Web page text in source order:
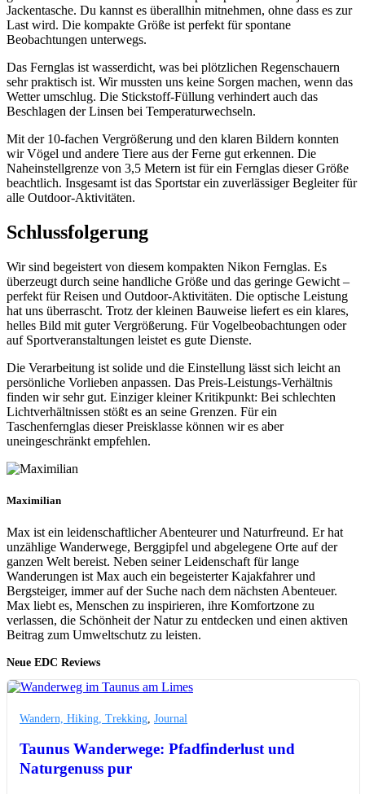
Jackentasche. Du kannst es überallhin mitnehmen, ohne dass es zur
Last wird. Die kompakte Größe ist perfekt für spontane
Beobachtungen unterwegs.
Das Fernglas ist wasserdicht, was bei plötzlichen Regenschauern
sehr praktisch ist. Wir mussten uns keine Sorgen machen, wenn das
Wetter umschlug. Die Stickstoff-Füllung verhindert auch das
Beschlagen der Linsen bei Temperaturwechseln.
Mit der 10-fachen Vergrößerung und den klaren Bildern konnten
wir Vögel und andere Tiere aus der Ferne gut erkennen. Die
Naheinstellgrenze von 3,5 Metern ist für ein Fernglas dieser Größe
beachtlich. Insgesamt ist das Sportstar ein zuverlässiger Begleiter für
alle Outdoor-Aktivitäten.
Schlussfolgerung
Wir sind begeistert von diesem kompakten Nikon Fernglas. Es
überzeugt durch seine handliche Größe und das geringe Gewicht –
perfekt für Reisen und Outdoor-Aktivitäten. Die optische Leistung
hat uns überrascht. Trotz der kleinen Bauweise liefert es ein klares,
helles Bild mit guter Vergrößerung. Für Vogelbeobachtungen oder
auf Sportveranstaltungen leistet es gute Dienste.
Die Verarbeitung ist solide und die Einstellung lässt sich leicht an
persönliche Vorlieben anpassen. Das Preis-Leistungs-Verhältnis
finden wir sehr gut. Einziger kleiner Kritikpunkt: Bei schlechten
Lichtverhältnissen stößt es an seine Grenzen. Für ein
Taschenfernglas dieser Preisklasse können wir es aber
uneingeschränkt empfehlen.
Maximilian
Max ist ein leidenschaftlicher Abenteurer und Naturfreund. Er hat
unzählige Wanderwege, Berggipfel und abgelegene Orte auf der
ganzen Welt bereist. Neben seiner Leidenschaft für lange
Wanderungen ist Max auch ein begeisterter Kajakfahrer und
Bergsteiger, immer auf der Suche nach dem nächsten Abenteuer.
Max liebt es, Menschen zu inspirieren, ihre Komfortzone zu
verlassen, die Schönheit der Natur zu entdecken und einen aktiven
Beitrag zum Umweltschutz zu leisten.
Neue EDC Reviews
Wandern, Hiking, Trekking, Journal
Taunus Wanderwege: Pfadfinderlust und
Naturgenuss pur